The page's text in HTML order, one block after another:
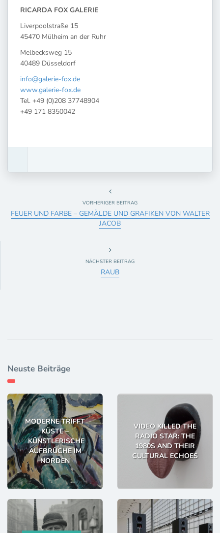
RICARDA FOX GALERIE
Liverpoolstraße 15
45470 Mülheim an der Ruhr
Melbecksweg 15
40489 Düsseldorf
info@galerie-fox.de
www.galerie-fox.de
Tel. +49 (0)208 37748904
+49 171 8350042
VORHERIGER BEITRAG
FEUER UND FARBE – GEMÄLDE UND GRAFIKEN VON WALTER
JACOB
NÄCHSTER BEITRAG
RAUB
Neuste Beiträge
MODERNE TRIFFT
KÜSTE –
KÜNSTLERISCHE
AUFBRÜCHE IM
NORDEN
VIDEO KILLED THE
RADIO STAR: THE
1980S AND THEIR
CULTURAL ECHOES